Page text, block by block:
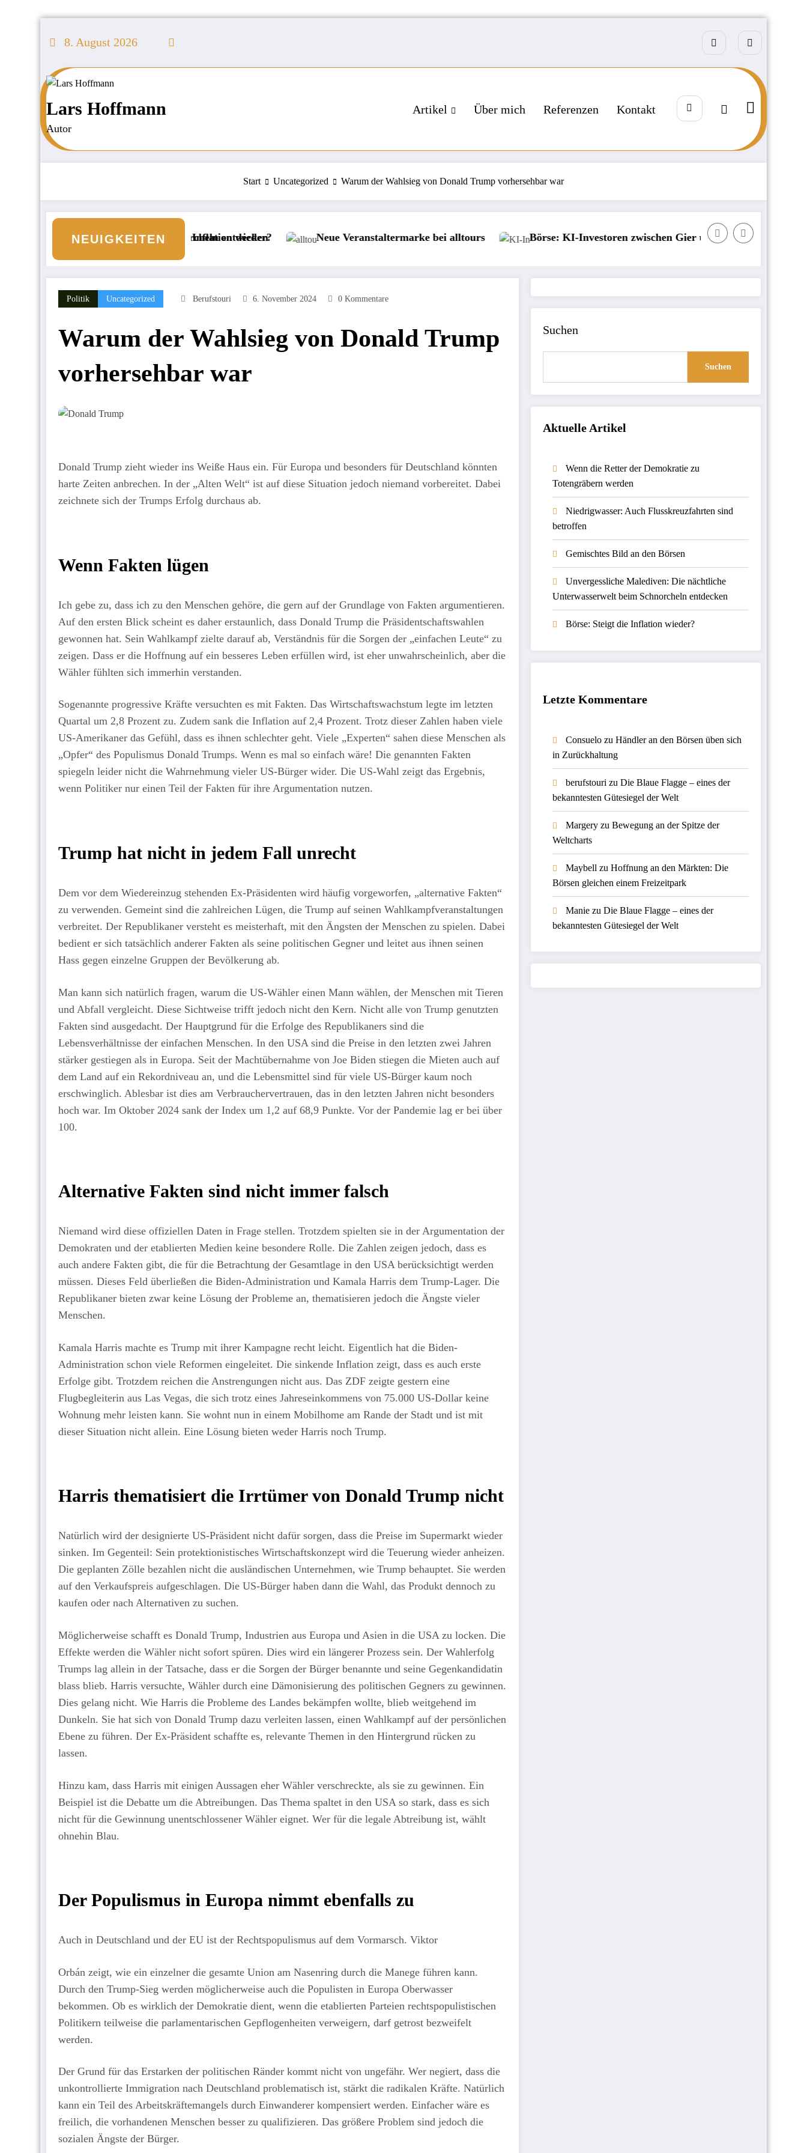
Inhalt
8. August 2026
Lars Hoffmann
Autor
Artikel Über mich Referenzen Kontakt
Start Uncategorized Warum der Wahlsieg von Donald Trump vorhersehbar war
NEUIGKEITEN
beim Schnorcheln entdecken
Börse: Steigt die Inflation wieder? Neue Veranstaltermarke bei alltours Börse: KI-Investoren zwischen Gier und Angst Badija – kroatisches
Politik Uncategorized Berufstouri 6. November 2024 0 Kommentare
Warum der Wahlsieg von Donald Trump
vorhersehbar war
Donald Trump zieht wieder ins Weiße Haus ein. Für Europa und besonders für Deutschland könnten
harte Zeiten anbrechen. In der „Alten Welt“ ist auf diese Situation jedoch niemand vorbereitet. Dabei
zeichnete sich der Trumps Erfolg durchaus ab.
Wenn Fakten lügen
Ich gebe zu, dass ich zu den Menschen gehöre, die gern auf der Grundlage von Fakten argumentieren.
Auf den ersten Blick scheint es daher erstaunlich, dass Donald Trump die Präsidentschaftswahlen
gewonnen hat. Sein Wahlkampf zielte darauf ab, Verständnis für die Sorgen der „einfachen Leute“ zu
zeigen. Dass er die Hoffnung auf ein besseres Leben erfüllen wird, ist eher unwahrscheinlich, aber die
Wähler fühlten sich immerhin verstanden.
Sogenannte progressive Kräfte versuchten es mit Fakten. Das Wirtschaftswachstum legte im letzten
Quartal um 2,8 Prozent zu. Zudem sank die Inflation auf 2,4 Prozent. Trotz dieser Zahlen haben viele
US-Amerikaner das Gefühl, dass es ihnen schlechter geht. Viele „Experten“ sahen diese Menschen als
„Opfer“ des Populismus Donald Trumps. Wenn es mal so einfach wäre! Die genannten Fakten
spiegeln leider nicht die Wahrnehmung vieler US-Bürger wider. Die US-Wahl zeigt das Ergebnis,
wenn Politiker nur einen Teil der Fakten für ihre Argumentation nutzen.
Trump hat nicht in jedem Fall unrecht
Dem vor dem Wiedereinzug stehenden Ex-Präsidenten wird häufig vorgeworfen, „alternative Fakten“
zu verwenden. Gemeint sind die zahlreichen Lügen, die Trump auf seinen Wahlkampfveranstaltungen
verbreitet. Der Republikaner versteht es meisterhaft, mit den Ängsten der Menschen zu spielen. Dabei
bedient er sich tatsächlich anderer Fakten als seine politischen Gegner und leitet aus ihnen seinen
Hass gegen einzelne Gruppen der Bevölkerung ab.
Man kann sich natürlich fragen, warum die US-Wähler einen Mann wählen, der Menschen mit Tieren
und Abfall vergleicht. Diese Sichtweise trifft jedoch nicht den Kern. Nicht alle von Trump genutzten
Fakten sind ausgedacht. Der Hauptgrund für die Erfolge des Republikaners sind die
Lebensverhältnisse der einfachen Menschen. In den USA sind die Preise in den letzten zwei Jahren
stärker gestiegen als in Europa. Seit der Machtübernahme von Joe Biden stiegen die Mieten auch auf
dem Land auf ein Rekordniveau an, und die Lebensmittel sind für viele US-Bürger kaum noch
erschwinglich. Ablesbar ist dies am Verbrauchervertrauen, das in den letzten Jahren nicht besonders
hoch war. Im Oktober 2024 sank der Index um 1,2 auf 68,9 Punkte. Vor der Pandemie lag er bei über
100.
Alternative Fakten sind nicht immer falsch
Niemand wird diese offiziellen Daten in Frage stellen. Trotzdem spielten sie in der Argumentation der
Demokraten und der etablierten Medien keine besondere Rolle. Die Zahlen zeigen jedoch, dass es
auch andere Fakten gibt, die für die Betrachtung der Gesamtlage in den USA berücksichtigt werden
müssen. Dieses Feld überließen die Biden-Administration und Kamala Harris dem Trump-Lager. Die
Republikaner bieten zwar keine Lösung der Probleme an, thematisieren jedoch die Ängste vieler
Menschen.
Kamala Harris machte es Trump mit ihrer Kampagne recht leicht. Eigentlich hat die Biden-
Administration schon viele Reformen eingeleitet. Die sinkende Inflation zeigt, dass es auch erste
Erfolge gibt. Trotzdem reichen die Anstrengungen nicht aus. Das ZDF zeigte gestern eine
Flugbegleiterin aus Las Vegas, die sich trotz eines Jahreseinkommens von 75.000 US-Dollar keine
Wohnung mehr leisten kann. Sie wohnt nun in einem Mobilhome am Rande der Stadt und ist mit
dieser Situation nicht allein. Eine Lösung bieten weder Harris noch Trump.
Harris thematisiert die Irrtümer von Donald Trump nicht
Natürlich wird der designierte US-Präsident nicht dafür sorgen, dass die Preise im Supermarkt wieder
sinken. Im Gegenteil: Sein protektionistisches Wirtschaftskonzept wird die Teuerung wieder anheizen.
Die geplanten Zölle bezahlen nicht die ausländischen Unternehmen, wie Trump behauptet. Sie werden
auf den Verkaufspreis aufgeschlagen. Die US-Bürger haben dann die Wahl, das Produkt dennoch zu
kaufen oder nach Alternativen zu suchen.
Möglicherweise schafft es Donald Trump, Industrien aus Europa und Asien in die USA zu locken. Die
Effekte werden die Wähler nicht sofort spüren. Dies wird ein längerer Prozess sein. Der Wahlerfolg
Trumps lag allein in der Tatsache, dass er die Sorgen der Bürger benannte und seine Gegenkandidatin
blass blieb. Harris versuchte, Wähler durch eine Dämonisierung des politischen Gegners zu gewinnen.
Dies gelang nicht. Wie Harris die Probleme des Landes bekämpfen wollte, blieb weitgehend im
Dunkeln. Sie hat sich von Donald Trump dazu verleiten lassen, einen Wahlkampf auf der persönlichen
Ebene zu führen. Der Ex-Präsident schaffte es, relevante Themen in den Hintergrund rücken zu
lassen.
Hinzu kam, dass Harris mit einigen Aussagen eher Wähler verschreckte, als sie zu gewinnen. Ein
Beispiel ist die Debatte um die Abtreibungen. Das Thema spaltet in den USA so stark, dass es sich
nicht für die Gewinnung unentschlossener Wähler eignet. Wer für die legale Abtreibung ist, wählt
ohnehin Blau.
Der Populismus in Europa nimmt ebenfalls zu
Auch in Deutschland und der EU ist der Rechtspopulismus auf dem Vormarsch. Viktor
Orbán zeigt, wie ein einzelner die gesamte Union am Nasenring durch die Manege führen kann.
Durch den Trump-Sieg werden möglicherweise auch die Populisten in Europa Oberwasser
bekommen. Ob es wirklich der Demokratie dient, wenn die etablierten Parteien rechtspopulistischen
Politikern teilweise die parlamentarischen Gepflogenheiten verweigern, darf getrost bezweifelt
werden.
Der Grund für das Erstarken der politischen Ränder kommt nicht von ungefähr. Wer negiert, dass die
unkontrollierte Immigration nach Deutschland problematisch ist, stärkt die radikalen Kräfte. Natürlich
kann ein Teil des Arbeitskräftemangels durch Einwanderer kompensiert werden. Einfacher wäre es
freilich, die vorhandenen Menschen besser zu qualifizieren. Das größere Problem sind jedoch die
sozialen Ängste der Bürger.
Suchen
Suchen
Aktuelle Artikel
Wenn die Retter der Demokratie zu
Totengräbern werden
Niedrigwasser: Auch Flusskreuzfahrten sind
betroffen
Gemischtes Bild an den Börsen
Unvergessliche Malediven: Die nächtliche
Unterwasserwelt beim Schnorcheln entdecken
Börse: Steigt die Inflation wieder?
Letzte Kommentare
Consuelozu Händler an den Börsen üben sich
in Zurückhaltung
berufstouri zu Die Blaue Flagge – eines der
bekanntesten Gütesiegel der Welt
Margeryzu Bewegung an der Spitze der
Weltcharts
Maybell zu Hoffnung an den Märkten: Die
Börsen gleichen einem Freizeitpark
Maniezu Die Blaue Flagge – eines der
bekanntesten Gütesiegel der Welt